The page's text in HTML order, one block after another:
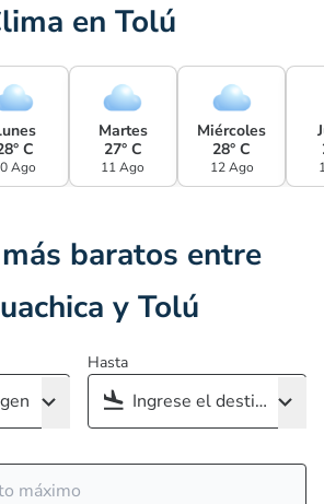
en Tolú
C
Ago
Martes
27° C
11 Ago
Miércoles
28° C
12 Ago
baratos entre
y Tolú
Hasta